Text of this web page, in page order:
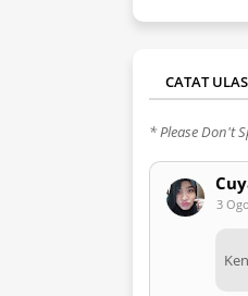
CATAT
* Please Don't
3